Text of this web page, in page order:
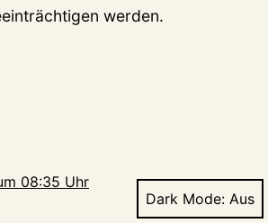
werden.
08:35 Uhr
Dark Mode: